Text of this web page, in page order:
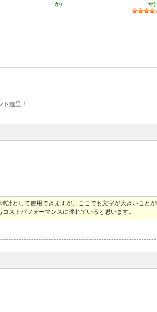
か）
か）
ト進呈！
として使用できますが、ここでも文字が大きいこと
ストパフォーマンスに優れていると思います。